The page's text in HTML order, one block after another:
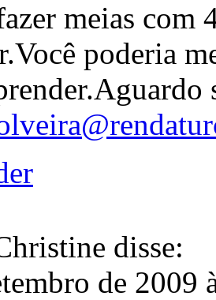
meias com
poderia
disse:
de 2009